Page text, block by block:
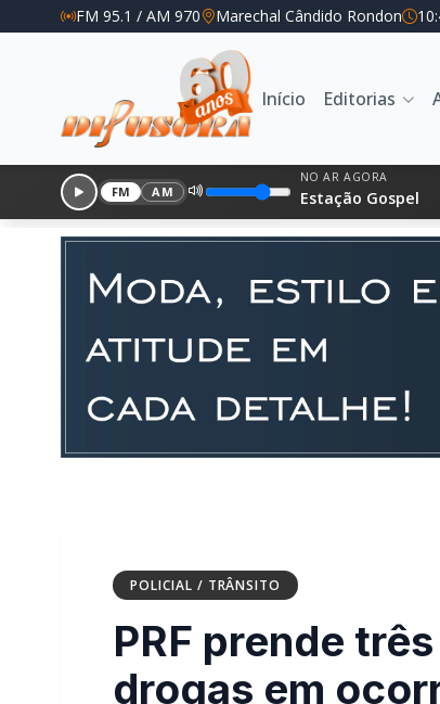
FM 95.1 / AM 970 Marechal Cândido Rondon
Início Editorias
FM AM
NO AR AGORA
Estação Gospel
POLICIAL / TRÂNSITO
PRF prende
drogas em